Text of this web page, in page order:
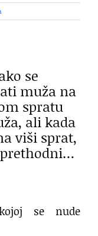
se
muža na
spratu
ali kada
viši sprat,
se nude